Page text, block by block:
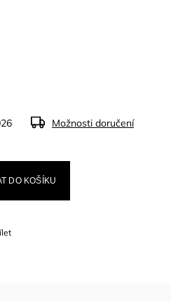
Možnosti doručení
DO KOŠÍKU